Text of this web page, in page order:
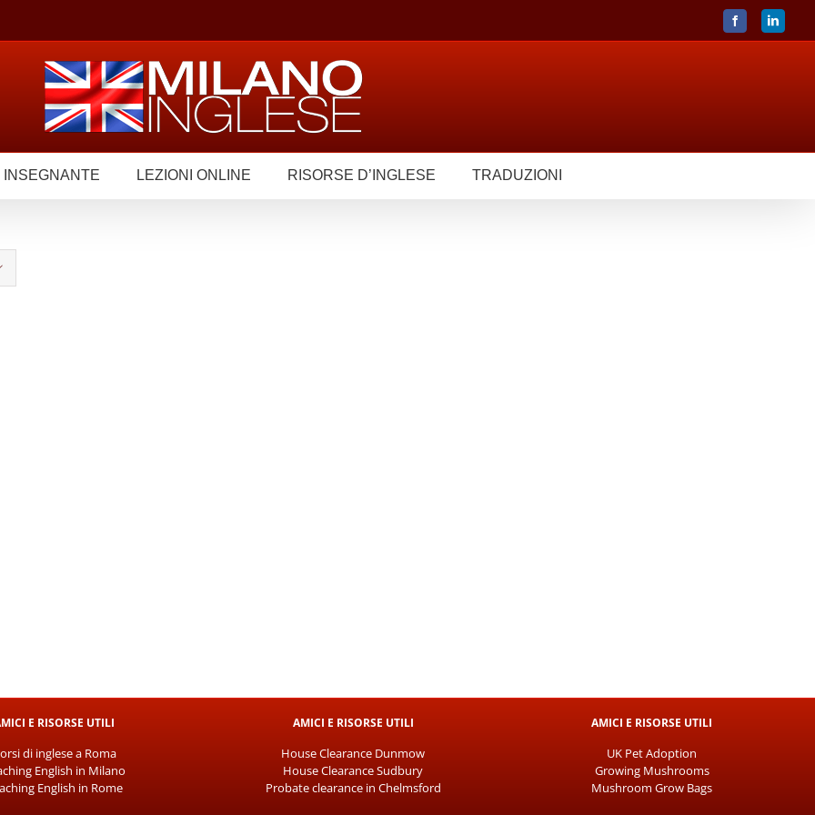
FacebookLinkedIn
INSEGNANTE LEZIONI ONLINE RISORSE D’INGLESE TRADUZIONI
E RISORSE UTILI
di inglese a Roma
English in Milano
English in Rome
AMICI E RISORSE UTILI
House Clearance Dunmow
House Clearance Sudbury
Probate clearance in Chelmsford
AMICI E RISORSE UTILI
UK Pet Adoption
Growing Mushrooms
Mushroom Grow Bags